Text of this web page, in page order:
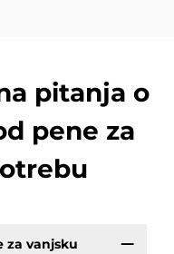
pitanja o
pene za
za vanjsku